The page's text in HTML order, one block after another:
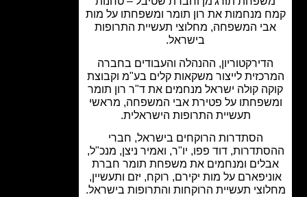
מנחמות את רון תומר ומשפחתו על מות
המשפחה, מחלוצי תעשיית התרופות
בישראל.
ההנהלה והעבודים בחברה
לייצור משקאות קלים בע"מ וקבוצת
קולה ישראל מנחמים את ד"ר רון תומר
על פטירת אבי המשפחה, מראשי
תעשיית התרופות הישראלית.
הסתדרות הרוקחים בישראל, חברי
דוד פפו, יו"ר, ואמיר ניצן, מנכ"ל,
ומנחמים את משפחת תומר חברת
על מות יקירם, רוקח, יזם ותעשיין,
תעשיית הרוקחות והתרופות בישראל.